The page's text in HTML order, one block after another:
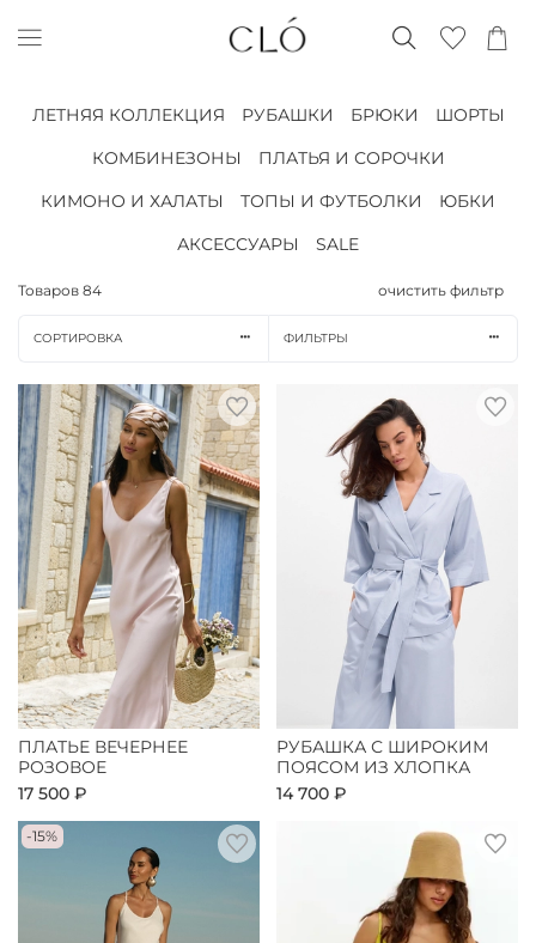
ЛЕТНЯЯ КОЛЛЕКЦИЯ РУБАШКИ БРЮКИ
ШОРТЫ
КОМБИНЕЗОНЫ
ПЛАТЬЯ И СОРОЧКИ
КИМОНО И ХАЛАТЫ
ТОПЫ И ФУТБОЛКИ
ЮБКИ
АКСЕССУАРЫ
SALE
Товаров 84 очистить фильтр
СОРТИРОВКА ФИЛЬТРЫ
ПЛАТЬЕ ВЕЧЕРНЕЕ
РОЗОВОЕ
17 500 ₽
РУБАШКА С ШИРОКИМ
ПОЯСОМ ИЗ ХЛОПКА
14 700 ₽
-15%